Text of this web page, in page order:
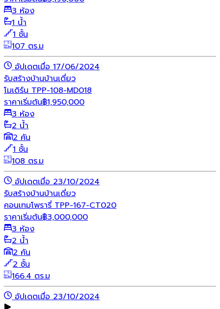
3 ห้อง
1 น้ำ
1 ชั้น
107 ตร.ม
อัปเดตเมื่อ 17/06/2024
รับสร้างบ้านบ้านเดี่ยว
โมเดิร์น TPP-108-MD018
ราคาเริ่มต้น฿1,950,000
3 ห้อง
2 น้ำ
2 คัน
1 ชั้น
108 ตร.ม
อัปเดตเมื่อ 23/10/2024
รับสร้างบ้านบ้านเดี่ยว
คอนเทมโพรารี่ TPP-167-CT020
ราคาเริ่มต้น฿3,000,000
3 ห้อง
2 น้ำ
2 คัน
2 ชั้น
166.4 ตร.ม
อัปเดตเมื่อ 23/10/2024